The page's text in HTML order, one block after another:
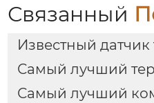
Связанный
Известный
Самый лучший
Самый лучший